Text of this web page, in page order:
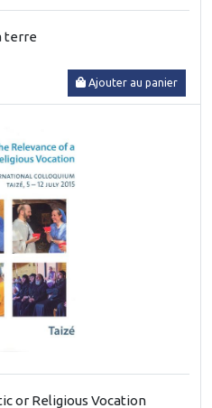
terre
Ajouter au panier
or Religious Vocation